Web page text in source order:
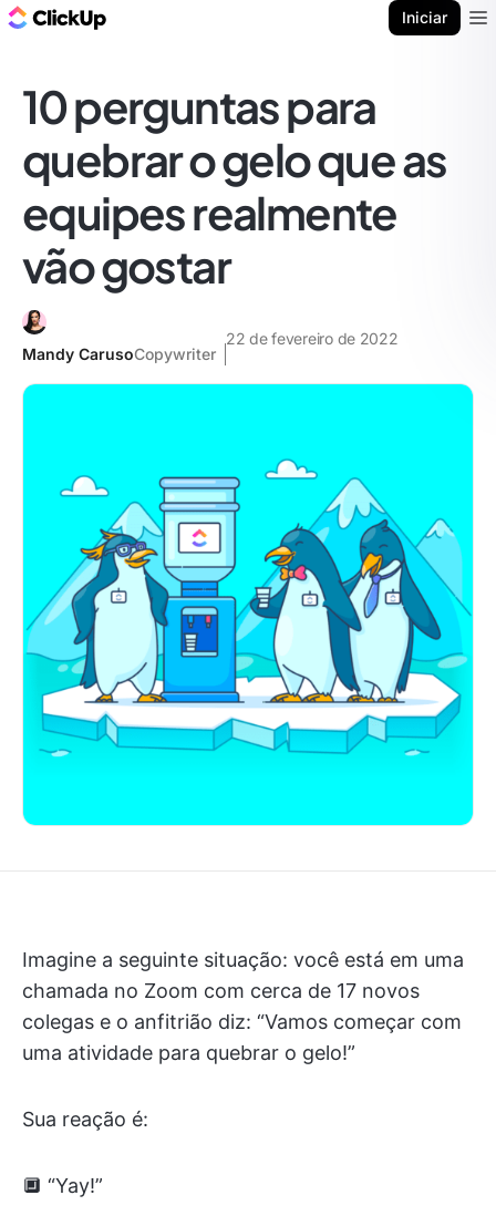
Iniciar
10 perguntas para
quebrar o gelo que as
equipes realmente
vão gostar
Mandy CarusoCopywriter
22 de fevereiro de 2022
Imagine a seguinte situação: você está em uma
chamada no Zoom com cerca de 17 novos
colegas e o anfitrião diz: “Vamos começar com
uma atividade para quebrar o gelo!”
Sua reação é:
🔲 “Yay!”